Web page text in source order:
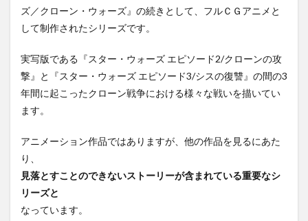
ファ
イナ
ルシ
ンの
は！
4
クロ
ン・
／フ
ァイ
シー
ズ／クローン・ウォーズ』の続きとして、フルＣＧアニメと
して制作されたシリーズです。
実写版である『スター・ウォーズ エピソード2/クローンの攻
撃』と『スター・ウォーズ エピソード3/シスの復讐』の間の3
年間に起こったクローン戦争における様々な戦いを描いてい
ます。
アニメーション作品ではありますが、他の作品を見るにあた
り、
見落とすことのできないストーリーが含まれている重要なシ
リーズと
なっています。